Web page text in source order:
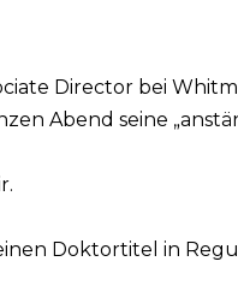
Director bei
Abend seine
Doktortitel in